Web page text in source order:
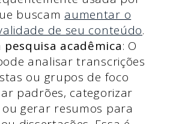
buscam aumentar o
de seu conteúdo.
acadêmica: O
analisar transcrições
ou grupos de foco
padrões, categorizar
gerar resumos para